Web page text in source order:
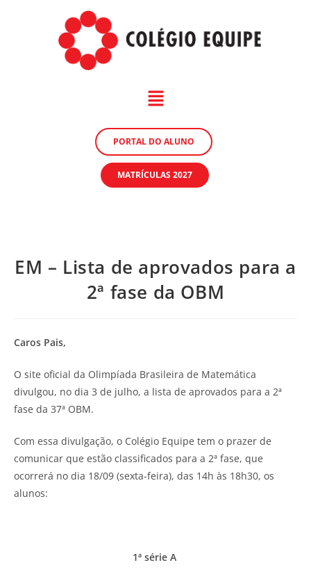
PORTAL DO ALUNO
MATRÍCULAS 2027
EM – Lista de aprovados para a
2ª fase da OBM
Caros Pais,
O site oficial da Olimpíada Brasileira de Matemática
divulgou, no dia 3 de julho, a lista de aprovados para a 2ª
fase da 37ª OBM.
Com essa divulgação, o Colégio Equipe tem o prazer de
comunicar que estão classificados para a 2ª fase, que
ocorrerá no dia 18/09 (sexta-feira), das 14h às 18h30, os
alunos:
1ª série A